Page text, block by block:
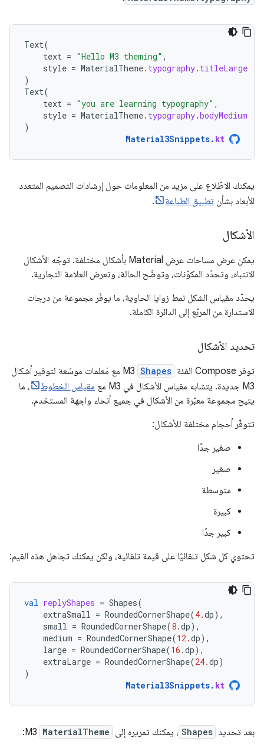
Text(
text = "Hello M3 theming" ,
style = MaterialTheme. typography. titleLarge
)
Text(
text = "you are learning typography" ,
style = MaterialTheme. typography.bodyMedium
)
Material3Snippets. kt
يمكنك الاطّلاع على مزيد من المعلومات حول إرشادات التصميم المتعدد
الأبعاد بشأن تطبيق الطباعة .
الأشكال
يمكن عرض مساحات عرض Material بأشكال مختلفة. توجّه الأشكال
الانتباه، وتحدّد المكوّنات، وتوضّح الحالة، وتعرض العلامة التجارية.
يحدّد مقياس الشكل نمط زوايا الحاوية، ما يوفّر مجموعة من درجات
الاستدارة من المربّع إلى الدائرة الكاملة.
تحديد الأشكال
توفر Compose الفئة Shapes
M3 مع مَعلمات موسّعة لتوفير أشكال
M3 جديدة. يتشابه مقياس الأشكال في M3 مع
مقياس الخطوط
، ما
يتيح مجموعة معبّرة من الأشكال في جميع أنحاء واجهة المستخدم.
تتوفّر أحجام مختلفة للأشكال:
صغير جدًا
صغير
متوسطة
كبيرة
كبير جدًا
تحتوي كل شكل تلقائيًا على قيمة تلقائية، ولكن يمكنك تجاهل هذه القيم:
val replyShapes = Shapes(
extraSmall = RoundedCornerShape(4.dp),
small = RoundedCornerShape(8.dp),
medium = RoundedCornerShape(12.dp),
large = RoundedCornerShape(16.dp),
extraLarge = RoundedCornerShape(24.dp)
)
Material3Snippets. kt
بعد تحديد Shapes ، يمكنك تمريره إلى MaterialTheme